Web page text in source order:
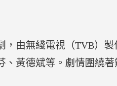
，由無綫電視（TVB）
、黃德斌等。劇情圍繞